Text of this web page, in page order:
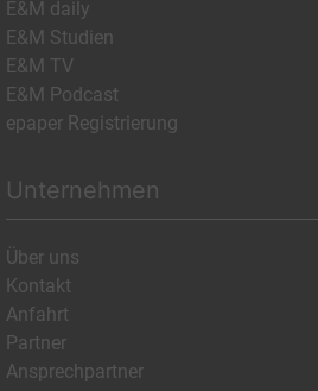
E&M daily
E&M Studien
E&M TV
E&M Podcast
epaper Registrierung
Unternehmen
Über uns
Kontakt
Anfahrt
Partner
Ansprechpartner